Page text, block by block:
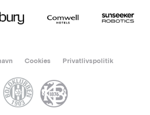
Cookies Privatlivspolitik